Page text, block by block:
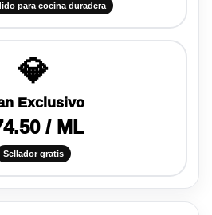
para cocina duradera
💎
Exclusivo
/ ML
Sellador gratis